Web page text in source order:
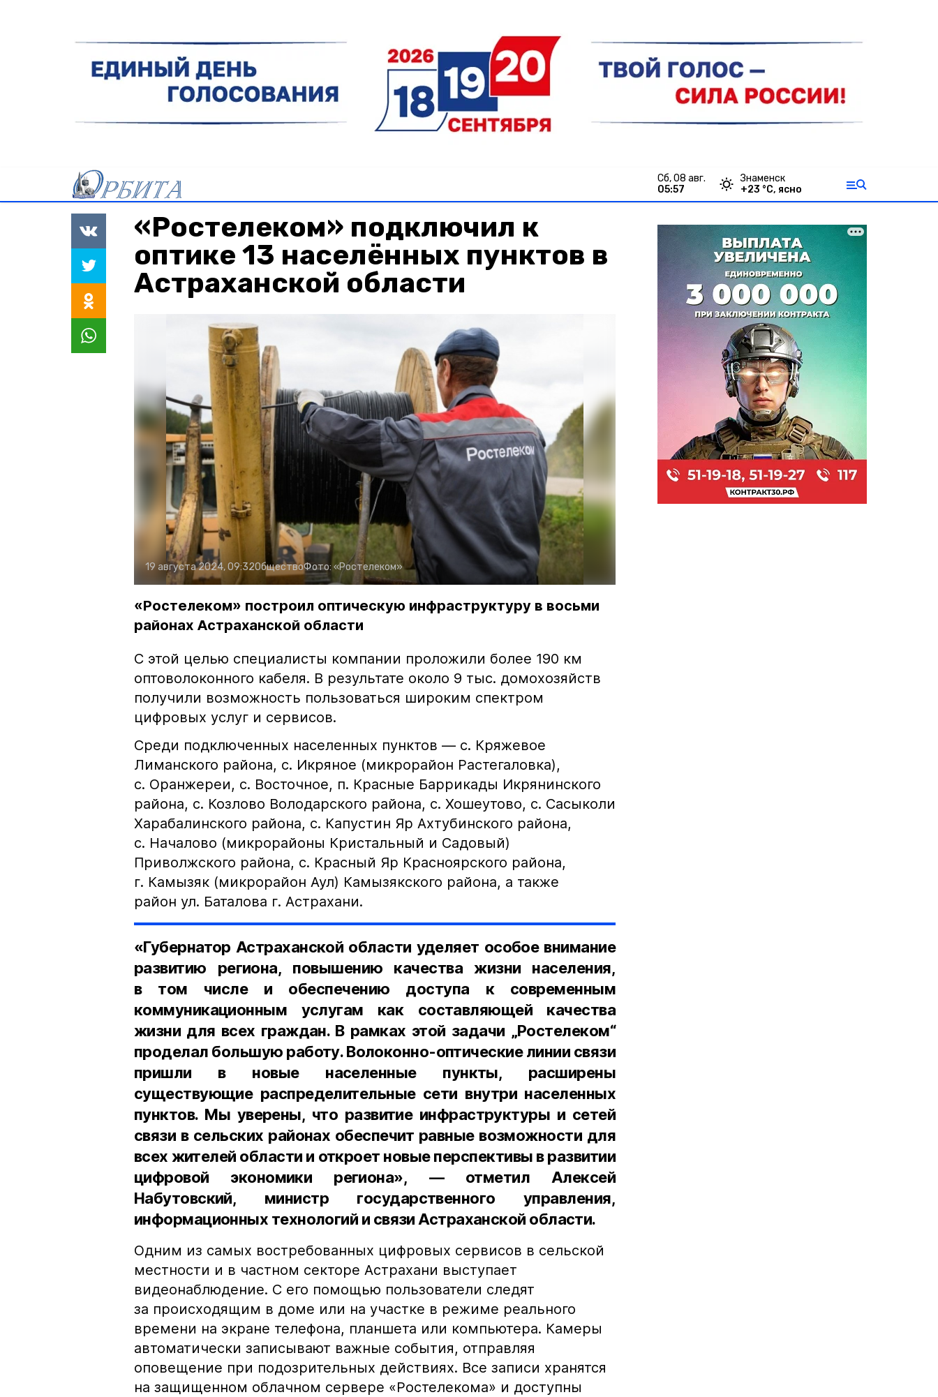
сб, 08 авг.
05:57
Знаменск
+23 °С, ясно
«Ростелеком» подключил к
оптике 13 населённых пунктов в
Астраханской области
19 августа 2024, 09:32ОбществоФото:«Ростелеком»
«Ростелеком» построил оптическую инфраструктуру в восьми
районах Астраханской области
С этой целью специалисты компании проложили более 190 км
оптоволоконного кабеля. В результате около 9 тыс. домохозяйств
получили возможность пользоваться широким спектром
цифровых услуг и сервисов.
Среди подключенных населенных пунктов — с. Кряжевое
Лиманского района, с. Икряное (микрорайон Растегаловка),
с. Оранжереи, с. Восточное, п. Красные Баррикады Икрянинского
района, с. Козлово Володарского района, с. Хошеутово, с. Сасыколи
Харабалинского района, с. Капустин Яр Ахтубинского района,
с. Началово (микрорайоны Кристальный и Садовый)
Приволжского района, с. Красный Яр Красноярского района,
г. Камызяк (микрорайон Аул) Камызякского района, а также
район ул. Баталова г. Астрахани.
«Губернатор Астраханской области уделяет особое внимание
развитию региона, повышению качества жизни населения,
в том числе и обеспечению доступа к современным
коммуникационным услугам как составляющей качества
жизни для всех граждан. В рамках этой задачи „Ростелеком“
проделал большую работу. Волоконно-оптические линии связи
пришли в новые населенные пункты, расширены
существующие распределительные сети внутри населенных
пунктов. Мы уверены, что развитие инфраструктуры и сетей
связи в сельских районах обеспечит равные возможности для
всех жителей области и откроет новые перспективы в развитии
цифровой экономики региона», — отметил Алексей
Набутовский, министр государственного управления,
информационных технологий и связи Астраханской области.
Одним из самых востребованных цифровых сервисов в сельской
местности и в частном секторе Астрахани выступает
видеонаблюдение. С его помощью пользователи следят
за происходящим в доме или на участке в режиме реального
времени на экране телефона, планшета или компьютера. Камеры
автоматически записывают важные события, отправляя
оповещение при подозрительных действиях. Все записи хранятся
на защищенном облачном сервере «Ростелекома» и доступны